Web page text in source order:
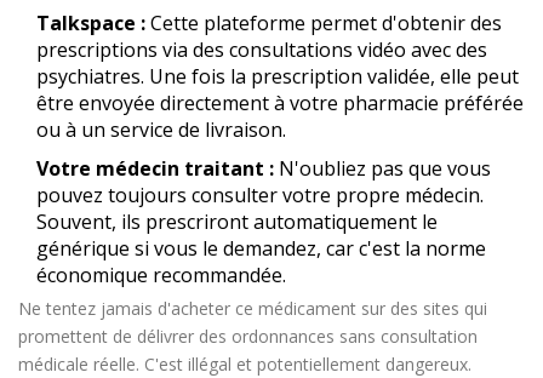
Talkspace :Cette plateforme permet d'obtenir des
prescriptions via des consultations vidéo avec des
psychiatres. Une fois la prescription validée, elle peut
être envoyée directement à votre pharmacie préférée
ou à un service de livraison.
Votre médecin traitant : N'oubliez pas que vous
pouvez toujours consulter votre propre médecin.
Souvent, ils prescriront automatiquement le
générique si vous le demandez, car c'est la norme
économique recommandée.
Ne tentez jamais d'acheter ce médicament sur des sites qui
promettent de délivrer des ordonnances sans consultation
médicale réelle. C'est illégal et potentiellement dangereux.